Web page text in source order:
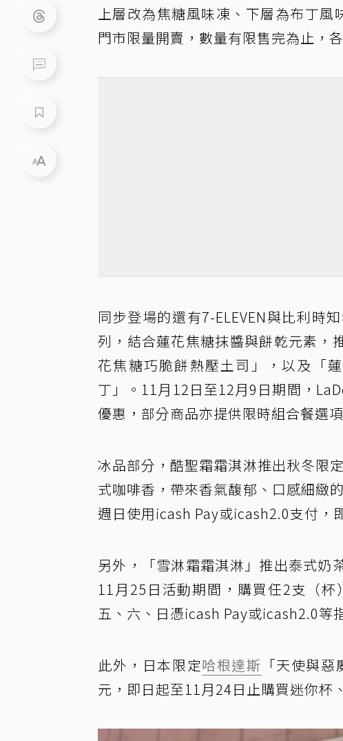
上層改為焦糖風味凍、下層為布丁
門市限量開賣，數量有限售完為止，
同步登場的還有7-ELEVEN與比利時
列，結合蓮花焦糖抹醬與餅乾元素，
花焦糖巧脆餅熱壓土司」，以及「
丁」。11月12日至12月9日期間，
優惠，部分商品亦提供限時組合餐選項
冰品部分，酷聖霜霜淇淋推出秋冬限
式咖啡香，帶來香氣馥郁、口感細緻
週日使用icash Pay或icash2.0支付，
另外，「雪淋霜霜淇淋」推出泰式奶
11月25日活動期間，購買任2支（
五、六、日憑icash Pay或icash2.0等
此外，日本限定哈根達斯 「天使與
元，即日起至11月24日止購買迷你杯